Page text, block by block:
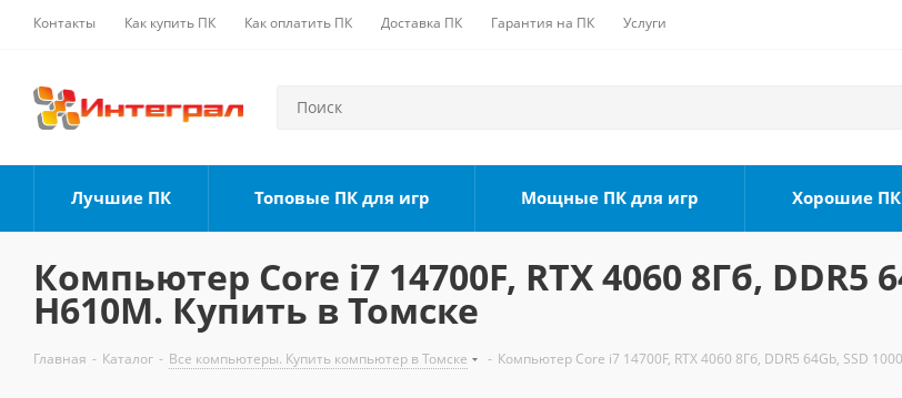
Контакты Как купить ПК Как оплатить ПК Доставка ПК Гарантия на ПК Услуги
Лучшие ПК Топовые ПК для игр Мощные ПК для игр Хорошие ПК
Компьютер Core i7 14700F, RTX 4060 8Гб, DDR5
H610M. Купить в Томске
Главная - Каталог - Все компьютеры. Купить компьютер в Томске - Компьютер Core i7 14700F, RTX 4060 8Гб, DDR5 64Gb, SSD